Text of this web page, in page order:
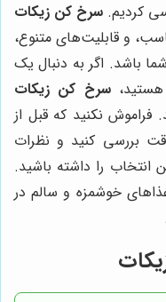
کردیم. سرخ کن زیکات
و قابلیت‌های متنوع،
باشد. اگر به دنبال یک
هستید،سرخ کن زیکات
فراموش نکنید که قبل از
بررسی کنید و نظرات
انتخاب را داشته باشید.
خوشمزه و سالم در